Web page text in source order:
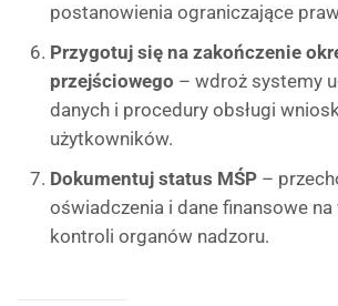
postanowienia ograniczające
Przygotuj się na zakończenie
przejściowego – wdroż systemy
danych i procedury obsługi
użytkowników.
Dokumentuj status MŚP –
oświadczenia i dane finansowe
kontroli organów nadzoru.